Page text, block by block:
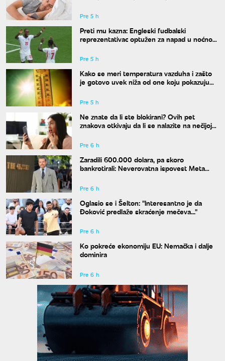
Pre 5 h
Preti mu kazna: Engleski fudbalski
reprezentativac optužen za napad u noćnom
Pre 5 h
Kako se meri temperatura vazduha i zašto
je gotovo uvek niža od one koju pokazuju
Pre 5 h
Ne znate da li ste blokirani? Ovih pet
znakova otkivaju da li se nalazite na nečijoj
Pre 6 h
Zaradili 600.000 dolara, pa skoro
bankrotirali: Neverovatna ispovest Meta
Pre 6 h
Oglasio se i Šelton: "Interesantno je da
Đoković predlaže skraćenje mečeva..."
Pre 6 h
Ko pokreće ekonomiju EU: Nemačka i dalje
dominira
Pre 6 h